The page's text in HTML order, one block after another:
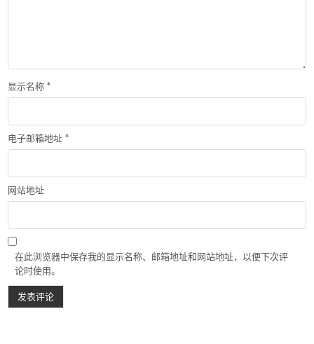
显示名称*
电子邮箱地址*
网站地址
在此浏览器中保存我的显示名称、邮箱地址和网站地址，以便下次评
论时使用。